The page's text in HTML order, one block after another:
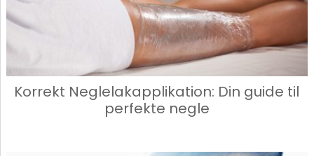
Korrekt Neglelakapplikation: Din guide til
perfekte negle